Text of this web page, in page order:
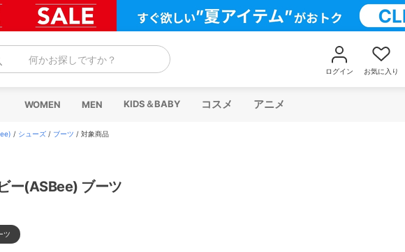
何かお探しですか？
ログイン お気に入り
WOMEN MEN KIDS＆BABY コスメ アニメ
/ シューズ / ブーツ / 対象商品
ー(ASBee) ブーツ
ツ